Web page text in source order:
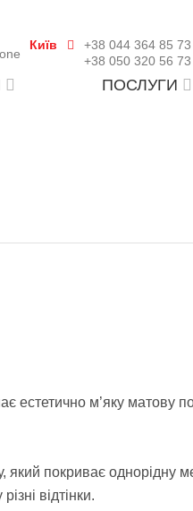
Київ
+38 044 364 85 73
+38 050 320 56 73
ПОСЛУГИ
естетично м’яку
який покриває однорідну
відтінки.